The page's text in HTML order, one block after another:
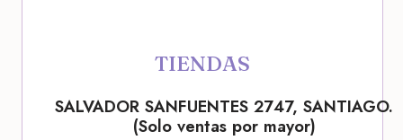
TIENDAS
SALVADOR SANFUENTES 2747, SANTIAGO.
(Solo ventas por mayor)